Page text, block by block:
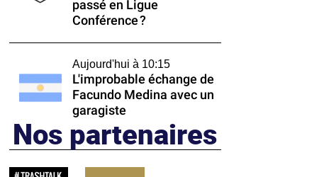
passé en Ligue
Conférence ?
Aujourd'hui à 10:15
L'improbable échange de
Facundo Medina avec un
garagiste
Nos partenaires